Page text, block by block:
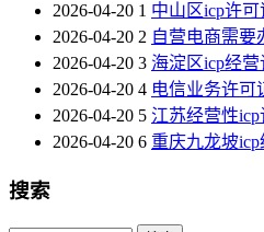
2026-04-20 1 中山区icp许
2026-04-20 2 自营电商需要
2026-04-20 3 海淀区icp经
2026-04-20 4 电信业务许可
2026-04-20 5 江苏经营性
2026-04-20 6 重庆九龙坡
搜索